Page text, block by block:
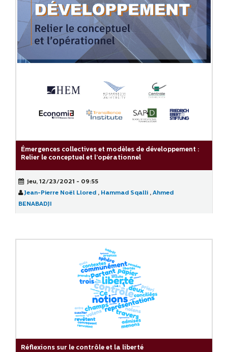
Émergences collectives et modèles de développement :
Relier le conceptuel et l’opérationnel
jeu, 12/23/2021 - 09:55
Jean-Pierre Noël Llored , Hammad Sqalli , Ahmed
BENABADJI
Réflexions sur le contrôle et la liberté